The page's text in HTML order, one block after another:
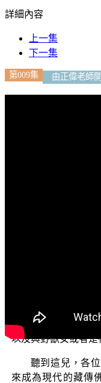
詳細內容
上一集
下一集
第009集 由正偉老師
成佛，都要在這個
續》裡面，（譚崔
以及與野獸女或者
聽到這兒，各
來成為現代的藏傳